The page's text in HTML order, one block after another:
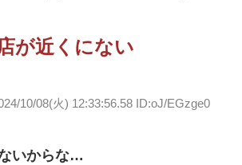
が近くにない
10/08(火) 12:33:56.58 ID:oJ/EGzge0
いからな…